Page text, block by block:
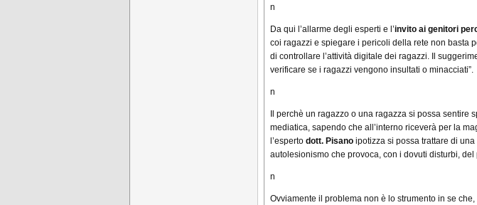
n
Da qui l’allarme degli esperti e l’invito ai genitori
coi ragazzi e spiegare i pericoli della rete non basta
di controllare l’attività digitale dei ragazzi. Il
verificare se i ragazzi vengono insultati o minacciati”.
n
Il perchè un ragazzo o una ragazza si possa
mediatica, sapendo che all’interno riceverà per la
l’esperto dott. Pisano ipotizza si possa trattare di
autolesionismo che provoca, con i dovuti disturbi,
n
Ovviamente il problema non è lo strumento in se